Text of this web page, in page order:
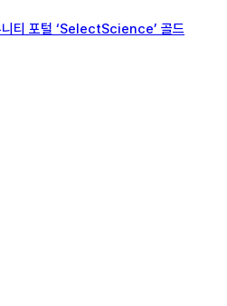
니티 포털 ‘SelectScience’ 골드